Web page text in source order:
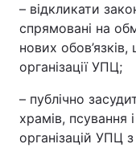
– відкликати
спрямовані на
нових
організації УПЦ;
– публічно
храмів, псування
організацій УПЦ